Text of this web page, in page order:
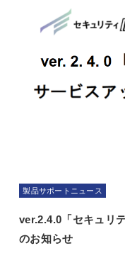
製品サポートニュース
ver.2.4.0「セキュリ
のお知らせ